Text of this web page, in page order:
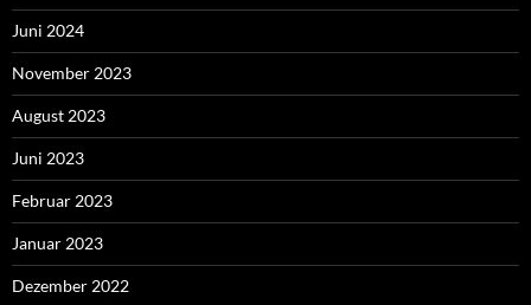
Juni 2024
November 2023
August 2023
Juni 2023
Februar 2023
Januar 2023
Dezember 2022